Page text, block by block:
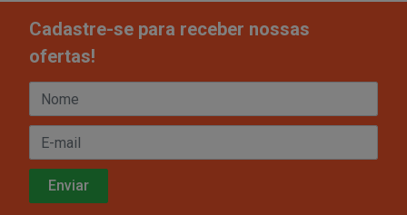
Cadastre-se para receber nossas
ofertas!